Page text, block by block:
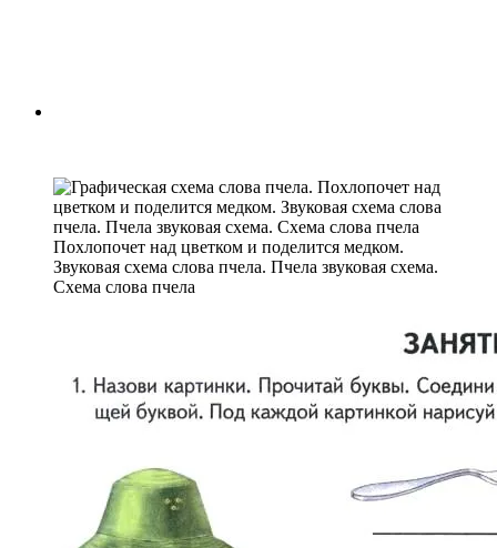
Похлопочет над цветком и поделится медком.
Звуковая схема слова пчела. Пчела звуковая схема.
Схема слова пчела